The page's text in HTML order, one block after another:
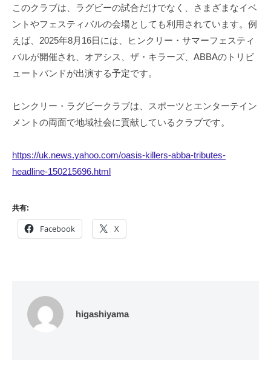
このクラブは、ラグビーの試合だけでなく、さまざまなイベ
ントやフェスティバルの会場としても利用されています。​例
えば、2025年8月16日には、ヒンクリー・サマーフェスティ
バルが開催され、オアシス、ザ・キラーズ、ABBAのトリビ
ュートバンドが出演する予定です。​
ヒンクリー・ラグビークラブは、スポーツとエンターテイン
メントの両面で地域社会に貢献しているクラブです。
https://uk.news.yahoo.com/oasis-killers-abba-tributes-
headline-150215696.html
共有:
Facebook X
higashiyama